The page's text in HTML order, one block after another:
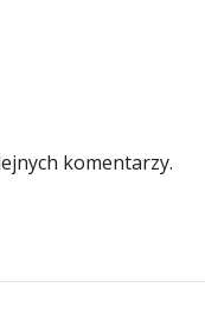
komentarzy.